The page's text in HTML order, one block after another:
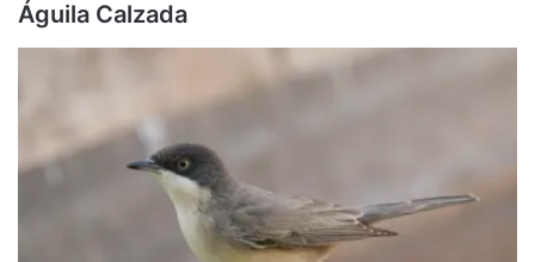
Águila Calzada